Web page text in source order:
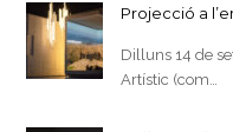
Projecció a
Dilluns 14 de
Artístic (com…